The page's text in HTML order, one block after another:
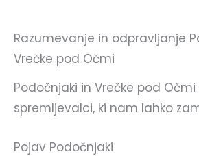
Razumevanje in odpravljanje
Vrečke pod Očmi
Podočnjaki in Vrečke pod
spremljevalci, ki nam lahko
Pojav Podočnjaki